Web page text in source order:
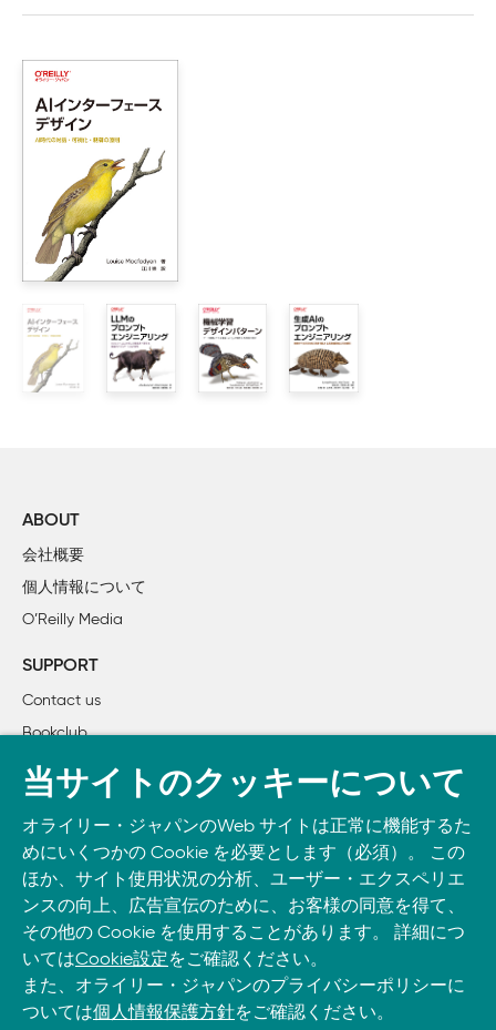
    1.1　生成AIデザインパターン
    1.3　エージェント AI
    1.4　きめ細かい制御
    1.5　コンテキスト内学習
    1.6　事後学習
    1.7　本書の以降の構成
2章　コンテンツスタイルの制御
    2.1　パターン1：ロジットマスキング
    2.3　パターン3：スタイル変換
    2.4　パターン4：逆中立化
    2.5　パターン5：コンテンツ最適化
    3.2　パターン7：セマンティックインデキシング
    3.3　パターン8：大規模インデキシング
4章　知識を追加する：シンコペーション
    4.3　パターン11：信頼できる生成
    4.4　パターン12：ディープサーチ（深層検索）
    4.5　まとめ
5章　モデルの機能を拡張する
    5.1　LLM推論の限界
    5.2　パターン13：思考の連鎖
    5.3　パターン14：思考の木
    5.4　パターン15：アダプタチューニング
    5.5　パターン16：インストラクション進化
    5.6　まとめ
ABOUT
会社概要
個人情報について
O’Reilly Media
SUPPORT
Contact us
Bookclub
書籍注文
Take O’Reilly with you and learn anywhere, anytime on your
phone
and tablet.
当サイトのクッキーについて
オライリー・ジャパンのWeb サイトは正常に機能するた
めにいくつかの Cookie を必要とします（必須）。 この
ほか、サイト使用状況の分析、ユーザー・エクスペリエ
ンスの向上、広告宣伝のために、お客様の同意を得て、
その他の Cookie を使用することがあります。 詳細につ
いてはCookie設定をご確認ください。
また、オライリー・ジャパンのプライバシーポリシーに
ついては個人情報保護方針をご確認ください。